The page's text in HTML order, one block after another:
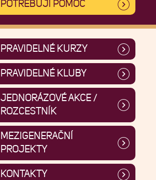
POTŘEBUJI POMOC
PRAVIDELNÉ KURZY
PRAVIDELNÉ KLUBY
JEDNORÁZOVÉ AKCE /
ROZCESTNÍK
MEZIGENERAČNÍ
PROJEKTY
KONTAKTY